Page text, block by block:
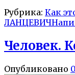
Рубрика: Как
ЛАНЦЕВИЧ
Человек.
Опубликовано